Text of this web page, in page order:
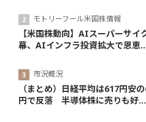
モトリーフール米国株情報
【米国株動向】AIスーパーサイ
幕、AIインフラ投資拡大で恩恵
市況概況
（まとめ）日経平均は617円安
円で反落 半導体株に売りも好...